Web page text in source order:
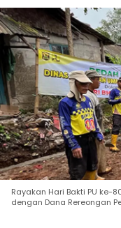
Rayakan Hari Bakti PU ke-
dengan Dana Rereongan